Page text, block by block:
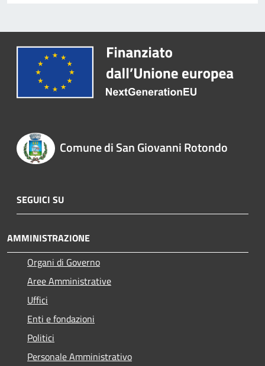
Comune di San Giovanni Rotondo
SEGUICI SU
AMMINISTRAZIONE
Organi di Governo
Aree Amministrative
Uffici
Enti e fondazioni
Politici
Personale Amministrativo